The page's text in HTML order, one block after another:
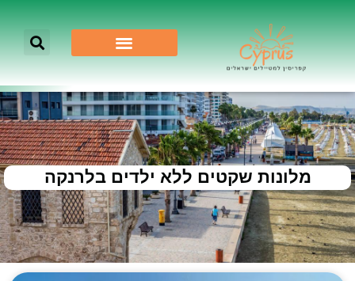
מלונות שקטים ללא ילדים בלרנקה